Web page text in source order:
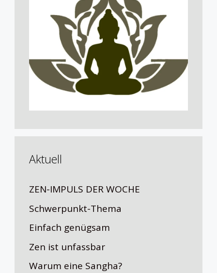
Aktuell
ZEN-IMPULS DER WOCHE
Schwerpunkt-Thema
Einfach genügsam
Zen ist unfassbar
Warum eine Sangha?